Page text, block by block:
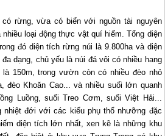
rừng, vừa có biển với nguồn tài nguyên
nhiều loại động thực vật quí hiếm. Tổng diện
đó diện tích rừng núi là 9.800ha và diện
dạng, chủ yếu là núi đá vôi có nhiều hang
150m, trong vườn còn có nhiều đèo nhỏ
đèo Khoăn Cao... và nhiều suối lớn quanh
Luồng, suối Treo Cơm, suối Việt Hải...
nhiệt đới với các kiểu phụ thổ nhưỡng đặc
diện tích lớn nhất, xen kẽ là những khu